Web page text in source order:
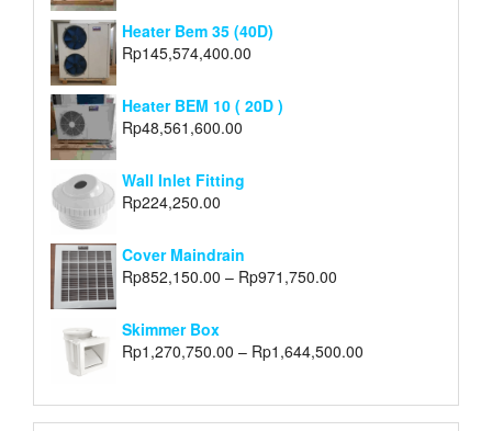
Heater Bem 35 (40D)
Rp145,574,400.00
Heater BEM 10 ( 20D )
Rp48,561,600.00
Wall Inlet Fitting
Rp224,250.00
Cover Maindrain
Rp852,150.00 – Rp971,750.00
Skimmer Box
Rp1,270,750.00 – Rp1,644,500.00